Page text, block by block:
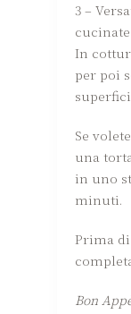
3 –
cucinate
In
per poi
Se
una
in uno
minuti.
Prima
Bon